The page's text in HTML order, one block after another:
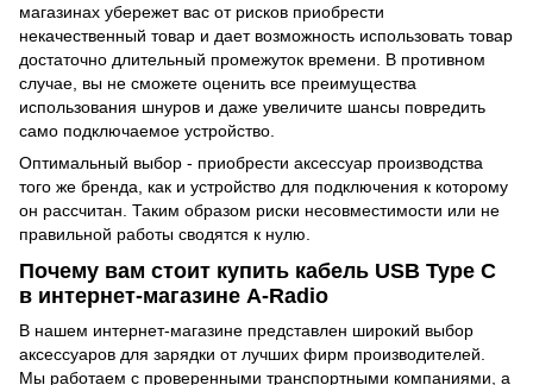
магазинах убережет вас от рисков приобрести
некачественный товар и дает возможность использовать товар
достаточно длительный промежуток времени. В противном
случае, вы не сможете оценить все преимущества
использования шнуров и даже увеличите шансы повредить
само подключаемое устройство.
Оптимальный выбор - приобрести аксессуар производства
того же бренда, как и устройство для подключения к которому
он рассчитан. Таким образом риски несовместимости или не
правильной работы сводятся к нулю.
Почему вам стоит купить кабель USB Type C
в интернет-магазине A-Radio
В нашем интернет-магазине представлен широкий выбор
аксессуаров для зарядки от лучших фирм производителей.
Мы работаем с проверенными транспортными компаниями, а